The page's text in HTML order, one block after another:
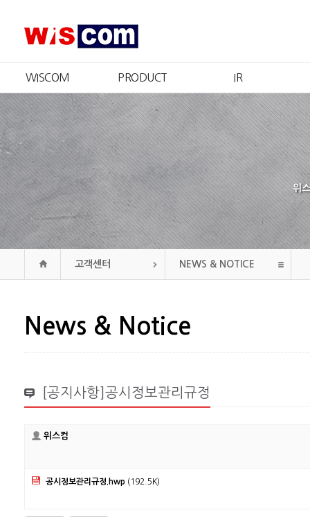
WISCOM
회사소개
CEO 인사
경영철학
CI
연혁
조직도
오시는길
PRODUCT
제품소개
인증현황
IR
IR개요
주가정보
재무정보
공시정보
공고
위
고객센터 NEWS & NOTICE
News & Notice
[공지사항]공시정보관리규정
위스컴
공시정보관리규정.hwp (192.5K)